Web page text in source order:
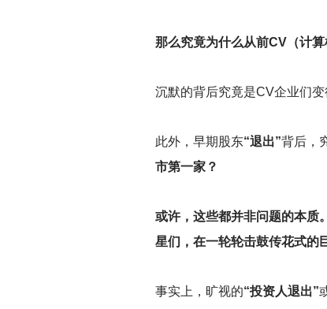
那么究竟为什么从前CV（计
沉默的背后究竟是CV企业们
此外，早期股东“退出”背后，
市第一家？
或许，这些都并非问题的本质。
星们，在一轮轮击鼓传花式的
事实上，旷视的“投资人退出”